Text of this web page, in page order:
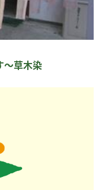
～草木染